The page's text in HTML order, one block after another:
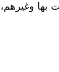
بها وغيرهم،